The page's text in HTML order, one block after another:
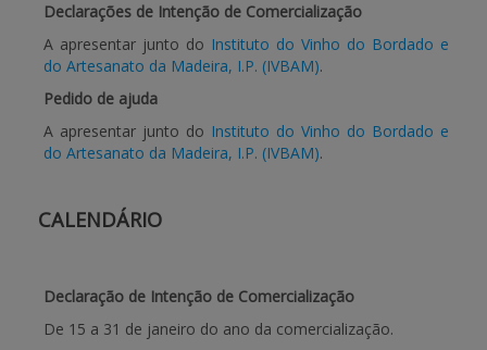
Declarações de Intenção de Comercialização
A apresentar junto do Instituto do Vinho do Bordado e
do Artesanato da Madeira, I.P. (IVBAM).
Pedido de ajuda
A apresentar junto do Instituto do Vinho do Bordado e
do Artesanato da Madeira, I.P. (IVBAM).
CALENDÁRIO
Declaração de Intenção de Comercialização
De 15 a 31 de janeiro do ano da comercialização.